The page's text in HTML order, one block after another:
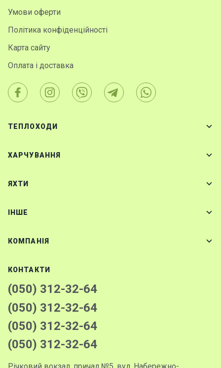
Умови оферти
Політика конфіденційності
Карта сайту
Оплата і доставка
ТЕПЛОХОДИ
ХАРЧУВАННЯ
ЯХТИ
IНШЕ
КОМПАНІЯ
КОНТАКТИ
(050) 312-32-64
(050) 312-32-64
(050) 312-32-64
(050) 312-32-64